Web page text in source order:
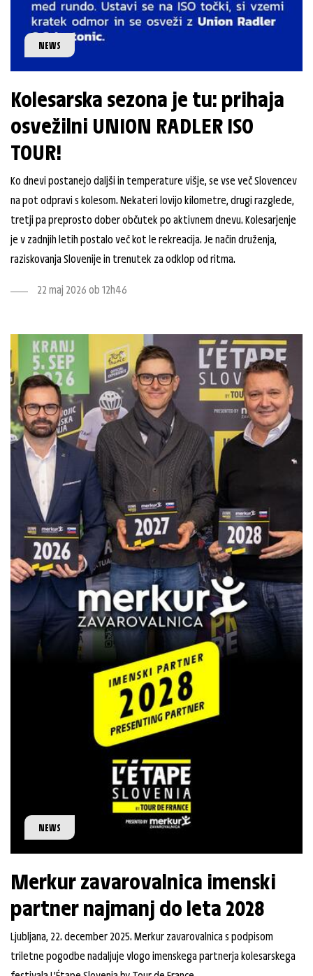
NEWS
Kolesarska sezona je tu: prihaja
osvežilni UNION RADLER ISO
TOUR!
Ko dnevi postanejo daljši in temperature višje, se vse več Slovencev
na pot odpravi s kolesom. Nekateri lovijo kilometre, drugi razglede,
tretji pa preprosto dober občutek po aktivnem dnevu. Kolesarjenje
je v zadnjih letih postalo več kot le rekreacija. Je način druženja,
raziskovanja Slovenije in trenutek za odklop od ritma.
22 maj 2026 ob 12h46
NEWS
Merkur zavarovalnica imenski
partner najmanj do leta 2028
Ljubljana, 22. december 2025. Merkur zavarovalnica s podpisom
triletne pogodbe nadaljuje vlogo imenskega partnerja kolesarskega